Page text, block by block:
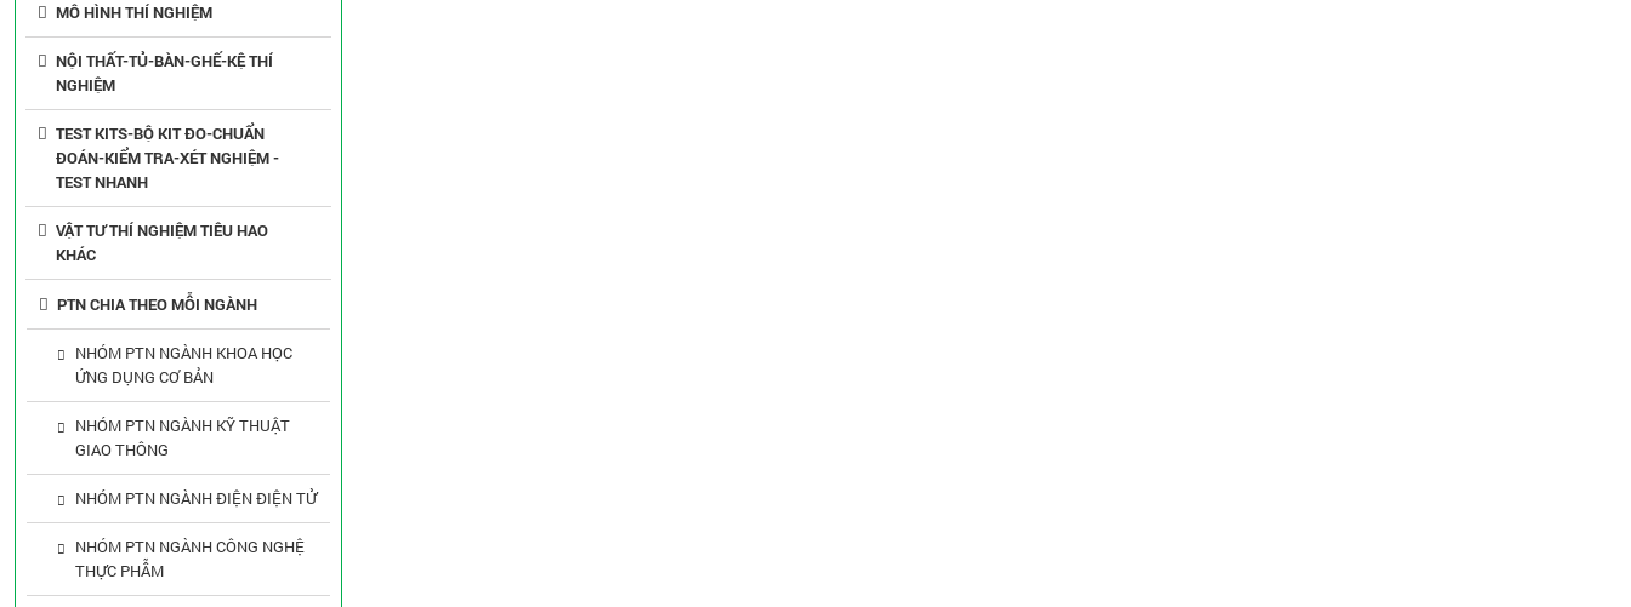
MÔ HÌNH THÍ NGHIỆM
NỘI THẤT-TỦ-BÀN-GHẾ-KỆ THÍ
NGHIỆM
TEST KITS-BỘ KIT ĐO-CHUẨN
ĐOÁN-KIỂM TRA-XÉT NGHIỆM -
TEST NHANH
VẬT TƯ THÍ NGHIỆM TIÊU HAO
KHÁC
PTN CHIA THEO MỖI NGÀNH
NHÓM PTN NGÀNH KHOA HỌC
ỨNG DỤNG CƠ BẢN
NHÓM PTN NGÀNH KỸ THUẬT
GIAO THÔNG
NHÓM PTN NGÀNH ĐIỆN ĐIỆN TỬ
NHÓM PTN NGÀNH CÔNG NGHỆ
THỰC PHẪM